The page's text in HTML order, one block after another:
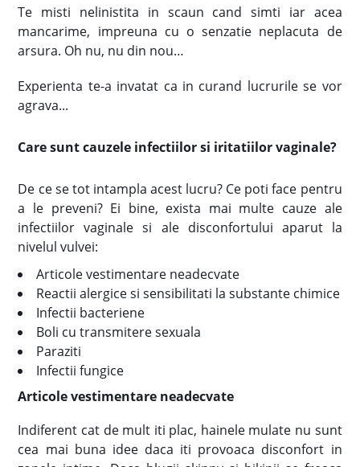
Te misti nelinistita in scaun cand simti iar acea
mancarime, impreuna cu o senzatie neplacuta de
arsura. Oh nu, nu din nou…
Experienta te-a invatat ca in curand lucrurile se vor
agrava...
Care sunt cauzele infectiilor si iritatiilor vaginale?
De ce se tot intampla acest lucru? Ce poti face pentru
a le preveni? Ei bine, exista mai multe cauze ale
infectiilor vaginale si ale disconfortului aparut la
nivelul vulvei:
Articole vestimentare neadecvate
Reactii alergice si sensibilitati la substante chimice
Infectii bacteriene
Boli cu transmitere sexuala
Paraziti
Infectii fungice
Articole vestimentare neadecvate
Indiferent cat de mult iti plac, hainele mulate nu sunt
cea mai buna idee daca iti provoaca disconfort in